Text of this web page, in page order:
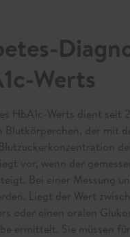
Werts
HbA1c-Werts dient seit
der mit
vor, wenn der
Bei einer Messung
Liegt der Wert
oder einen oralen
ermittelt. Sie müssen